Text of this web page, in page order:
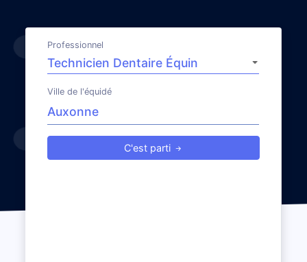
Professionnel
Ville de l'équidé
C'est parti